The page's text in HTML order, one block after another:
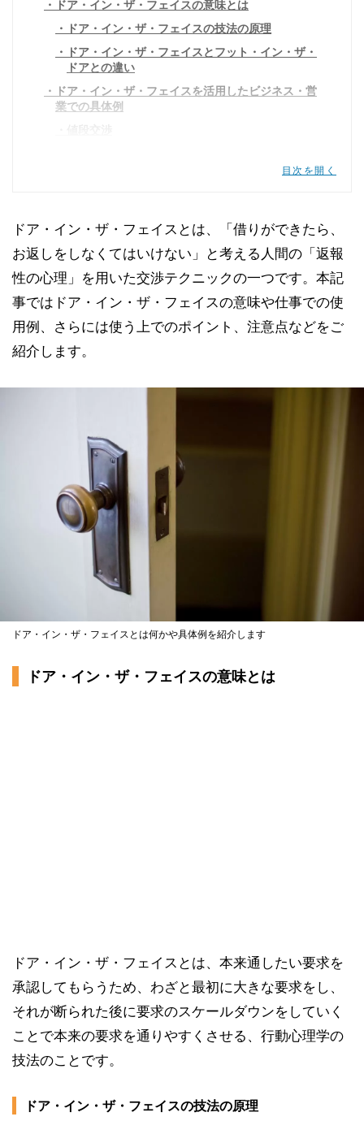
ドア・イン・ザ・フェイスの意味とは
ドア・イン・ザ・フェイスの技法の原理
ドア・イン・ザ・フェイスとフット・イン・ザ・
ドアとの違い
ドア・イン・ザ・フェイスを活用したビジネス・営
業での具体例
ドア・イン・ザ・フェイスの使い方のポイント
目次を開く
ドア・イン・ザ・フェイスとは、「借りができたら、
お返しをしなくてはいけない」と考える人間の「返報
性の心理」を用いた交渉テクニックの一つです。本記
事ではドア・イン・ザ・フェイスの意味や仕事での使
用例、さらには使う上でのポイント、注意点などをご
紹介します。
ドア・イン・ザ・フェイスとは何かや具体例を紹介します
ドア・イン・ザ・フェイスの意味とは
ドア・イン・ザ・フェイスとは、本来通したい要求を
承認してもらうため、わざと最初に大きな要求をし、
それが断られた後に要求のスケールダウンをしていく
ことで本来の要求を通りやすくさせる、行動心理学の
技法のことです。
ドア・イン・ザ・フェイスの技法の原理